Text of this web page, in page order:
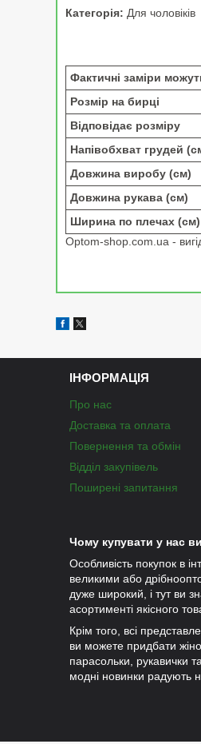
Категорія: Для чоловіків
Фактичні заміри
Розмір на бирці
Відповідає розміру
Напівобхват грудей
Довжина виробу (см)
Довжина рукава (см)
Ширина по плечах (см)
Optom-shop.com.ua -
ІНФОРМАЦІЯ
Про нас
Доставка та оплата
Повернення та обмін
Відділ закупівель
Поширені запитання
Чому купувати у нас
Особливість покупок в
великими або
дуже широкий, і тут ви
асортименті якісного
Крім того, всі
ви можете придбати
парасольки, рукавички
модні новинки радують